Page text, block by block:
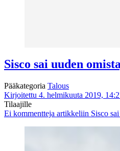
Sisco sai uuden
Pääkategoria Talous
Kirjoitettu 4. helmikuuta 2019,
Tilaajille
Ei kommentteja artikkeliin Sisco